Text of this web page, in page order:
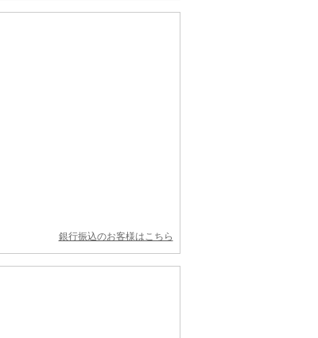
銀行振込のお客様はこちら